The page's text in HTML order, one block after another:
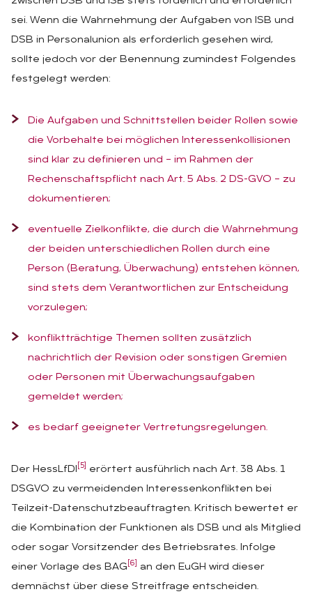
sei. Wenn die Wahrnehmung der Aufgaben von ISB und
DSB in Personalunion als erforderlich gesehen wird,
sollte jedoch vor der Benennung zumindest Folgendes
festgelegt werden:
Die Aufgaben und Schnittstellen beider Rollen sowie
die Vorbehalte bei möglichen Interessenkollisionen
sind klar zu definieren und – im Rahmen der
Rechenschaftspflicht nach Art. 5 Abs. 2 DS-GVO – zu
dokumentieren;
eventuelle Zielkonflikte, die durch die Wahrnehmung
der beiden unterschiedlichen Rollen durch eine
Person (Beratung, Überwachung) entstehen können,
sind stets dem Verantwortlichen zur Entscheidung
vorzulegen;
konfliktträchtige Themen sollten zusätzlich
nachrichtlich der Revision oder sonstigen Gremien
oder Personen mit Überwachungsaufgaben
gemeldet werden;
es bedarf geeigneter Vertretungsregelungen.
Der HessLfDI [5]
erörtert ausführlich nach Art. 38 Abs. 1
DSGVO zu vermeidenden Interessenkonflikten bei
Teilzeit-Datenschutzbeauftragten. Kritisch bewertet er
die Kombination der Funktionen als DSB und als Mitglied
oder sogar Vorsitzender des Betriebsrates. Infolge
einer Vorlage des BAG [6]
an den EuGH wird dieser
demnächst über diese Streitfrage entscheiden.